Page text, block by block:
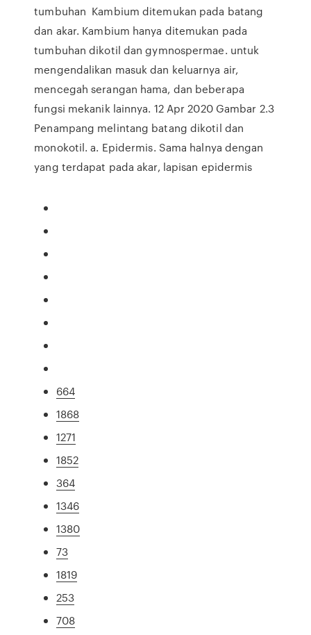
tumbuhan Kambium ditemukan pada batang
dan akar. Kambium hanya ditemukan pada
tumbuhan dikotil dan gymnospermae. untuk
mengendalikan masuk dan keluarnya air,
mencegah serangan hama, dan beberapa
fungsi mekanik lainnya. 12 Apr 2020 Gambar 2.3
Penampang melintang batang dikotil dan
monokotil. a. Epidermis. Sama halnya dengan
yang terdapat pada akar, lapisan epidermis
664
1868
1271
1852
364
1346
1380
73
1819
253
708